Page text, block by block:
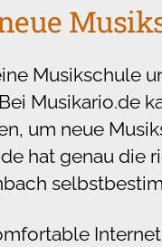
Musikschule
Musikario.de
um neue
hat genau die